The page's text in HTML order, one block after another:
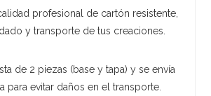
profesional de cartón resistente,
y transporte de tus creaciones.
de 2 piezas (base y tapa) y se envía
para evitar daños en el transporte.